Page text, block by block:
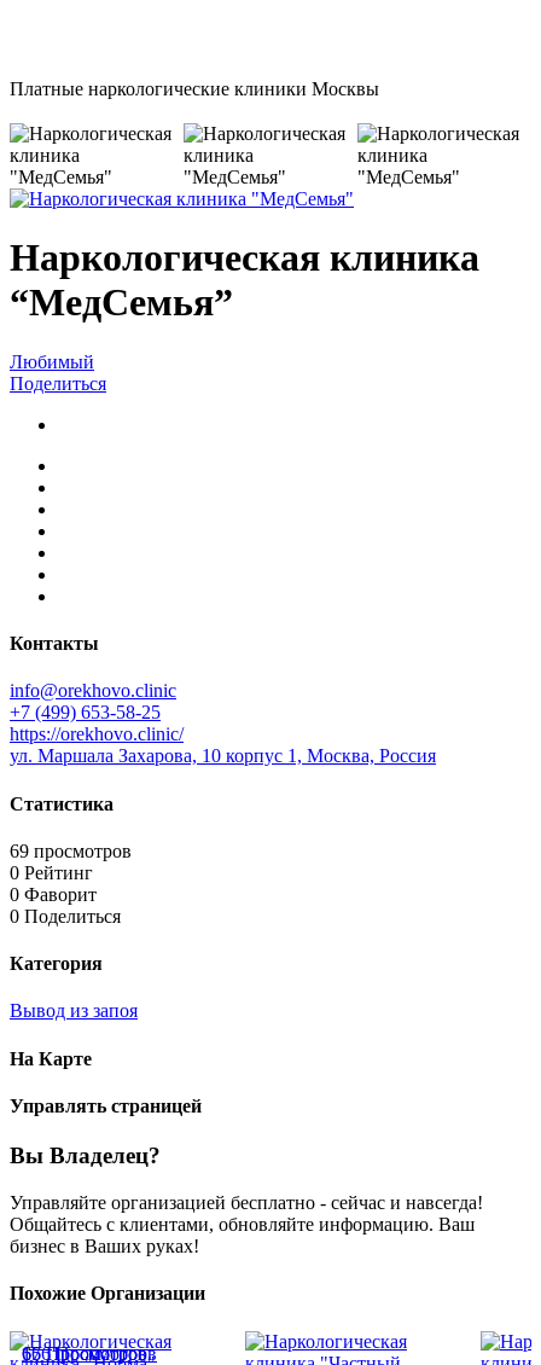
Платные наркологические клиники Москвы
Наркологическая клиника
“МедСемья”
Любимый
Поделиться
Контакты
info@orekhovo.clinic
+7 (499) 653-58-25
https://orekhovo.clinic/
ул. Маршала Захарова, 10 корпус 1, Москва, Россия
Статистика
69 просмотров
0 Рейтинг
0 Фаворит
0 Поделиться
Категория
Вывод из запоя
На Карте
Управлять страницей
Вы Владелец?
Управляйте организацией бесплатно - сейчас и навсегда!
Общайтесь с клиентами, обновляйте информацию. Ваш
бизнес в Ваших руках!
Похожие Организации
166 Просмотров
67 Просмотров
65 Просмотров